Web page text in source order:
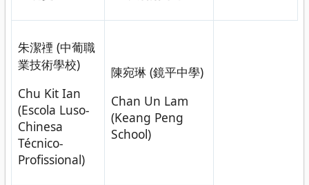
朱潔禋 (中葡職
業技術學校)
Chu Kit Ian
(Escola Luso-
Chinesa
Técnico-
Profissional)
陳宛琳 (鏡平中學)
Chan Un Lam
(Keang Peng
School)